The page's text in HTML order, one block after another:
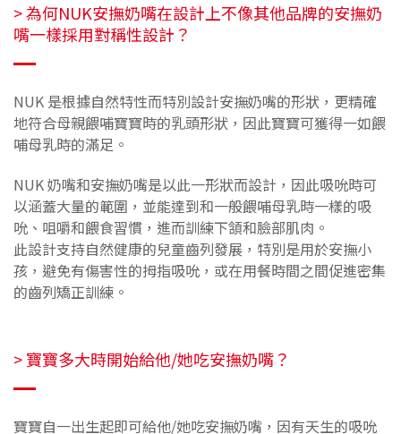
> 為何NUK安撫奶嘴在設計上不像其他品牌的安撫奶
嘴一樣採用對稱性設計？
NUK 是根據自然特性而特別設計安撫奶嘴的形狀，更精確
地符合母親餵哺寶寶時的乳頭形狀，因此寶寶可獲得一如餵
哺母乳時的滿足。
NUK 奶嘴和安撫奶嘴是以此一形狀而設計，因此吸吮時可
以涵蓋大量的範圍，並能達到和一般餵哺母乳時一樣的吸
吮、咀嚼和餵食習慣，進而訓練下頷和臉部肌肉。
此設計支持自然健康的兒童齒列發展，特別是用於安撫小
孩，避免有傷害性的拇指吸吮，或在用餐時間之間促進密集
的齒列矯正訓練。
> 寶寶多大時開始給他/她吃安撫奶嘴？
寶寶自一出生起即可給他/她吃安撫奶嘴，因有天生的吸吮